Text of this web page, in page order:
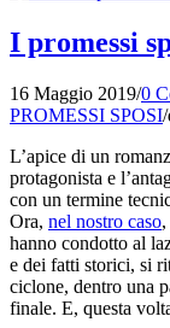
I promessi
16 Maggio 2019/0
PROMESSI SPOSI/
L’apice di un
protagonista e
con un termine
Ora, nel nostro caso
hanno condotto al
e dei fatti storici, si
ciclone, dentro una
finale. E, questa